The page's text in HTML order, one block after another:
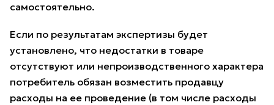
самостоятельно.
Если по результатам экспертизы будет
установлено, что недостатки в товаре
отсутствуют или непроизводственного характера
потребитель обязан возместить продавцу
расходы на ее проведение (в том числе расходы